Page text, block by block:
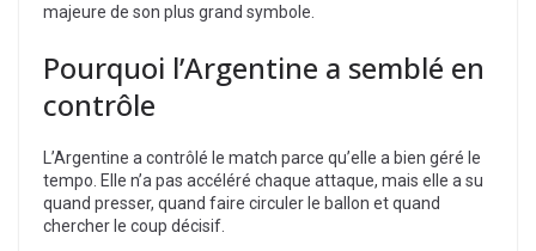
majeure de son plus grand symbole.
Pourquoi l’Argentine a semblé en
contrôle
L’Argentine a contrôlé le match parce qu’elle a bien géré le
tempo. Elle n’a pas accéléré chaque attaque, mais elle a su
quand presser, quand faire circuler le ballon et quand
chercher le coup décisif.